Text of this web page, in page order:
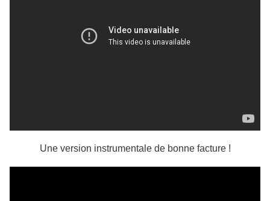
Une version instrumentale de bonne facture !